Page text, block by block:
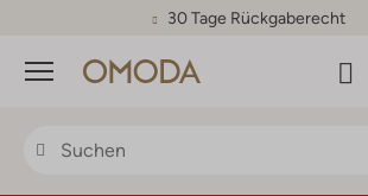
30 Tage Rückgaberecht
Menü